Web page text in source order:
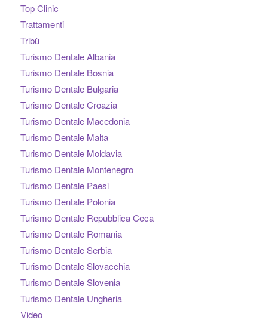
Top Clinic
Trattamenti
Tribù
Turismo Dentale Albania
Turismo Dentale Bosnia
Turismo Dentale Bulgaria
Turismo Dentale Croazia
Turismo Dentale Macedonia
Turismo Dentale Malta
Turismo Dentale Moldavia
Turismo Dentale Montenegro
Turismo Dentale Paesi
Turismo Dentale Polonia
Turismo Dentale Repubblica Ceca
Turismo Dentale Romania
Turismo Dentale Serbia
Turismo Dentale Slovacchia
Turismo Dentale Slovenia
Turismo Dentale Ungheria
Video